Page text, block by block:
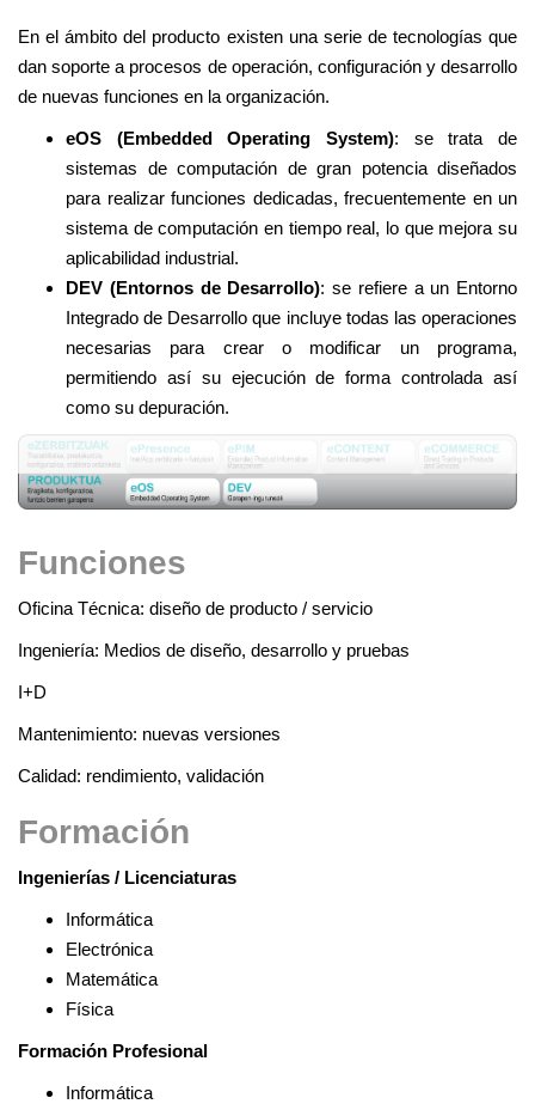
e
g
c
i
ó
n
En el ámbito del producto existen una serie de tecnologías que
dan soporte a procesos de operación, configuración y desarrollo
de nuevas funciones en la organización.
eOS (Embedded Operating System): se trata de
sistemas de computación de gran potencia diseñados
para realizar funciones dedicadas, frecuentemente en un
sistema de computación en tiempo real, lo que mejora su
aplicabilidad industrial.
DEV (Entornos de Desarrollo): se refiere a un Entorno
Integrado de Desarrollo que incluye todas las operaciones
necesarias para crear o modificar un programa,
permitiendo así su ejecución de forma controlada así
como su depuración.
Funciones
Oficina Técnica: diseño de producto / servicio
Ingeniería: Medios de diseño, desarrollo y pruebas
I+D
Mantenimiento: nuevas versiones
Calidad: rendimiento, validación
Formación
Ingenierías / Licenciaturas
Informática
Electrónica
Matemática
Física
Formación Profesional
Informática